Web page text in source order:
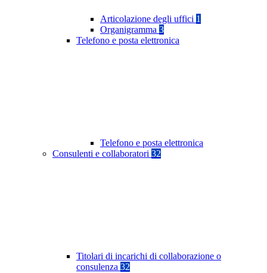
Articolazione degli uffici 1
Organigramma 3
Telefono e posta elettronica
Telefono e posta elettronica
Consulenti e collaboratori 32
Titolari di incarichi di collaborazione o
consulenza 32